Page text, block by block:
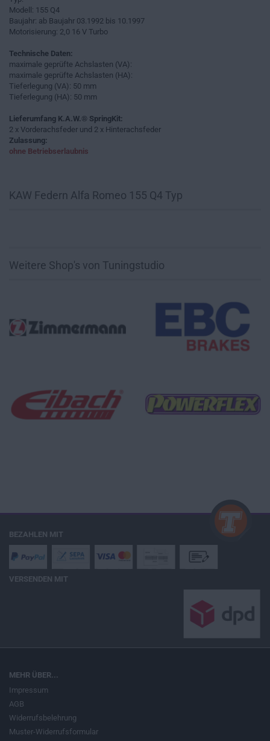
Modell: 155 Q4
Baujahr: ab Baujahr 03.1992 bis 10.1997
Motorisierung: 2,0 16 V Turbo
Technische Daten:
maximale geprüfte Achslasten (VA):
maximale geprüfte Achslasten (HA):
Tieferlegung (VA): 50 mm
Tieferlegung (HA): 50 mm
Lieferumfang K.A.W.® SpringKit:
2 x Vorderachsfeder und 2 x Hinterachsfeder
Zulassung:
ohne Betriebserlaubnis
KAW Federn Alfa Romeo 155 Q4 Typ
Weitere Shop's von Tuningstudio
BEZAHLEN MIT
VERSENDEN MIT
MEHR ÜBER...
Impressum
AGB
Widerrufsbelehrung
Muster-Widerrufsformular